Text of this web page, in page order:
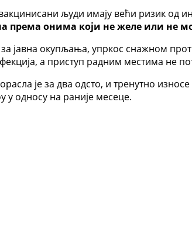
људи имају већи ризик од
према онима који не желе или не
јавна окупљања, упркос снажном
а приступ радним местима не
је за два одсто, и тренутно
у односу на раније месеце.